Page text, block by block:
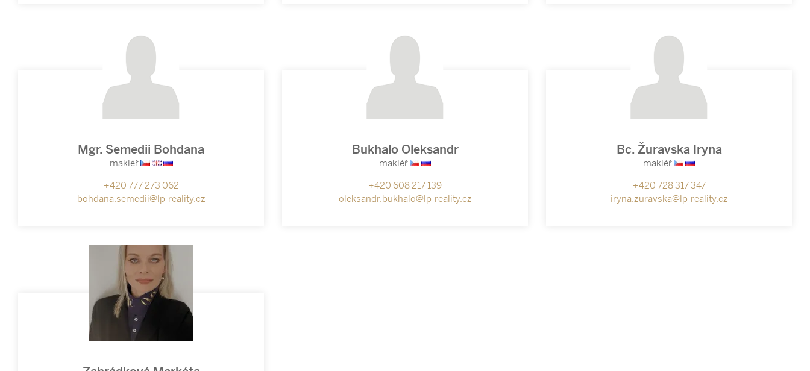
Mgr. Semedii Bohdana
makléř
+420 777 273 062
bohdana.semedii@lp-reality.cz
Bukhalo Oleksandr
makléř
+420 608 217 139
oleksandr.bukhalo@lp-reality.cz
Bc. Žuravska Iryna
makléř
+420 728 317 347
iryna.zuravska@lp-reality.cz